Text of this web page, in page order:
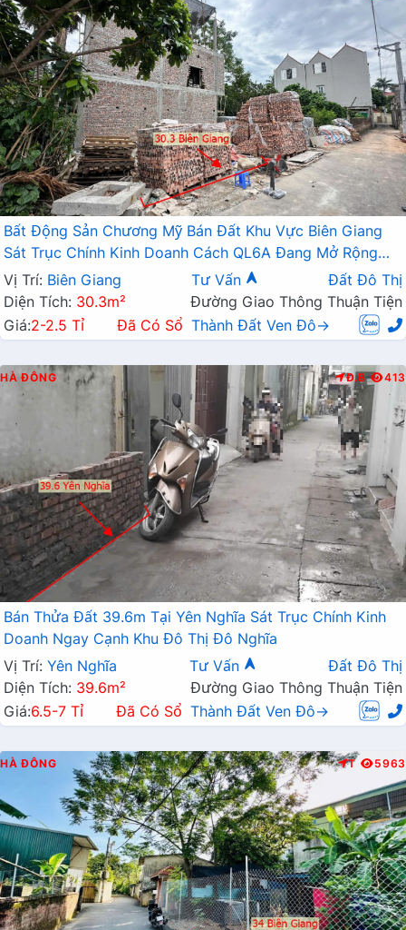
Bất Động Sản Chương Mỹ Bán Đất Khu Vực Biên Giang
Sát Trục Chính Kinh Doanh Cách QL6A Đang Mở Rộng
Chỉ Vài Trăm Mét
Vị Trí: Biên Giang Tư Vấn
Đất Đô Thị
Diện Tích: 30.3m²
Đường Giao Thông Thuận Tiện
Giá:2-2.5 Tỉ Đã Có Sổ Thành Đất Ven Đô→
HÀ ĐÔNG Đ.B 413
Bán Thửa Đất 39.6m Tại Yên Nghĩa Sát Trục Chính Kinh
Doanh Ngay Cạnh Khu Đô Thị Đô Nghĩa
Vị Trí: Yên Nghĩa Tư Vấn
Đất Đô Thị
Diện Tích: 39.6m²
Đường Giao Thông Thuận Tiện
Giá:6.5-7 Tỉ Đã Có Sổ Thành Đất Ven Đô→
HÀ ĐÔNG T 5963